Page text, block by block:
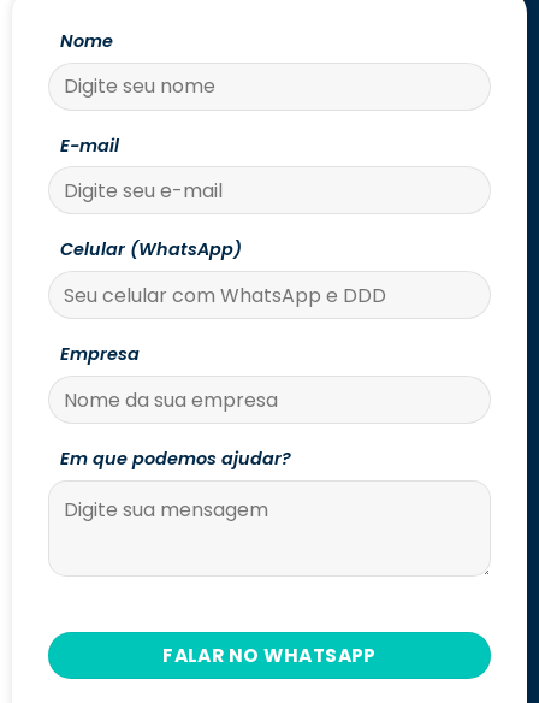
Nome
E-mail
Celular (WhatsApp)
Empresa
Em que podemos ajudar?